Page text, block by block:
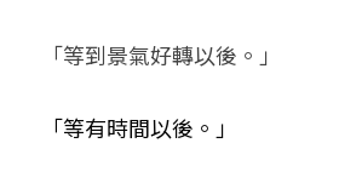
「等到景氣好轉以後。」
「等有時間以後。」